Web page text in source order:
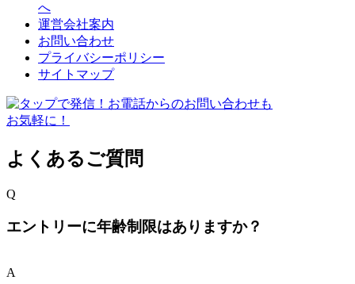
へ
運営会社案内
お問い合わせ
プライバシーポリシー
サイトマップ
よくあるご質問
Q
エントリーに年齢制限はありますか？
A